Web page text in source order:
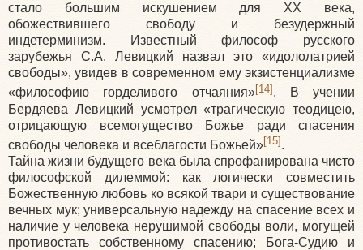
стало большим искушением для XX века,
обожествившего свободу и безудержный
индетерминизм. Известный философ русского
зарубежья С.А. Левицкий назвал это «идололатрией
свободы», увидев в современном ему экзистенциализме
«философию горделивого отчаяния»[14]. В учении
Бердяева Левицкий усмотрел «трагическую теодицею,
отрицающую всемогущество Божье ради спасения
свободы человека и всеблагости Божьей»[15].
Тайна жизни будущего века была спрофанирована чисто
философской дилеммой: как логически совместить
Божественную любовь ко всякой твари и существование
вечных мук; универсальную надежду на спасение всех и
наличие у человека нерушимой свободы воли, могущей
противостать собственному спасению; Бога-Судию и